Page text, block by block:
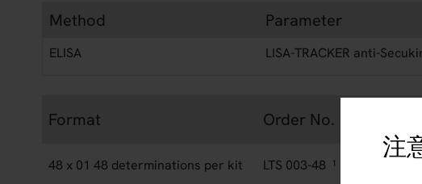
注
Method
ELISA
Parameter
LISA-TRACKER anti-
Format Order No.
48 x 01 48 determinations per kit LTS 003-48 1